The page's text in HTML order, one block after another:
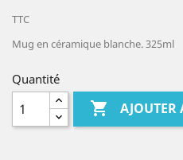
TTC
Mug en céramique blanche. 325ml
Quantité
 AJOUTER